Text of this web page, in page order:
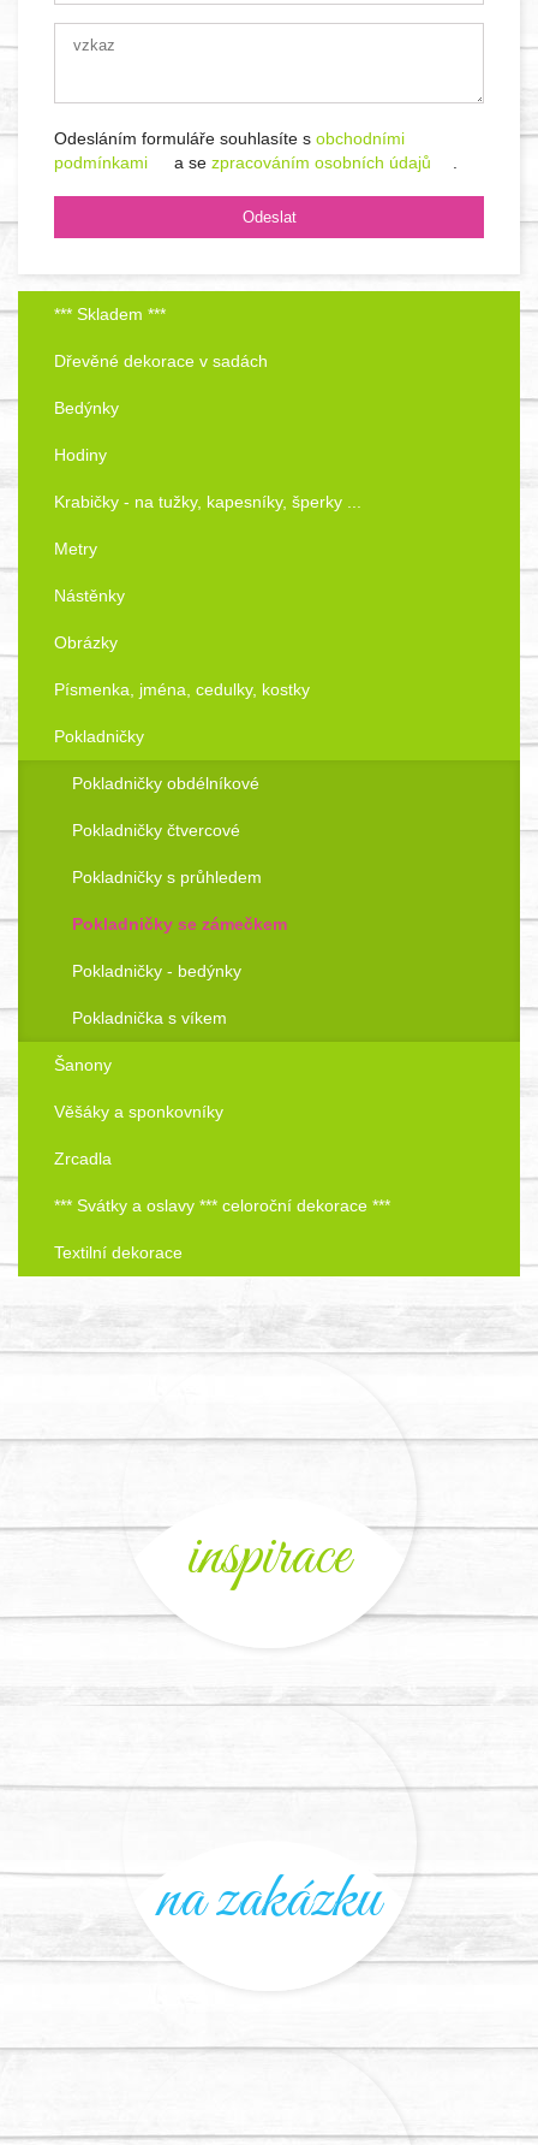
Odesláním formuláře souhlasíte s obchodními
podmínkami
a se zpracováním osobních údajů
*** Skladem ***
Dřevěné dekorace v sadách
Bedýnky
Hodiny
Krabičky - na tužky, kapesníky, šperky ...
Metry
Nástěnky
Obrázky
Písmenka, jména, cedulky, kostky
Pokladničky
Pokladničky obdélníkové
Pokladničky čtvercové
Pokladničky s průhledem
Pokladničky se zámečkem
Pokladničky - bedýnky
Pokladnička s víkem
Šanony
Věšáky a sponkovníky
Zrcadla
*** Svátky a oslavy *** celoroční dekorace ***
Textilní dekorace
inspirace
na zakázku